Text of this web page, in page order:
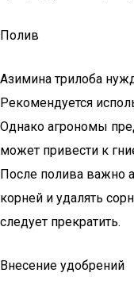
Полив
Азимина трилоба
Рекомендуется
Однако агрономы
может привести к
После полива важно
корней и удалять
следует прекратить.
Внесение удобрений